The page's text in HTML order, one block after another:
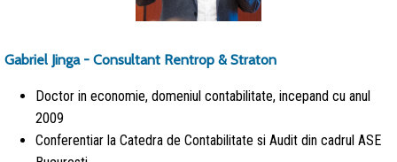
Gabriel Jinga - Consultant Rentrop & Straton
Doctor in economie, domeniul contabilitate, incepand cu anul
2009
Conferentiar la Catedra de Contabilitate si Audit din cadrul ASE